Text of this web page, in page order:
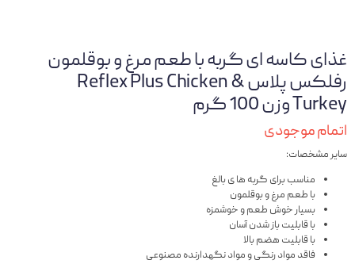
غذای کاسه ای گربه با طعم مرغ و بوقلمون
رفلکس پلاس Reflex Plus Chicken &
Turkey وزن 100 گرم
اتمام موجودی
سایر مشخصات:
مناسب برای گربه ها ی بالغ
با طعم مرغ و بوقلمون
بسیار خوش طعم و خوشمزه
با قابلیت باز شدن آسان
با قابلیت هضم بالا
فاقد مواد رنگی و مواد نگهدارنده مصنوعی